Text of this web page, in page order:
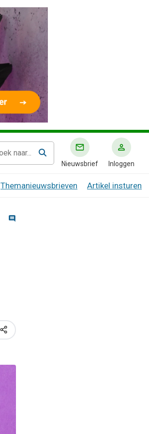
Nieuwsbrief Inloggen
Themanieuwsbrieven Artikel insturen